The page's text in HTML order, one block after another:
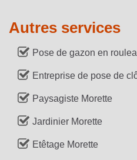
Autres services
Pose de gazon en
Entreprise de pose de
Paysagiste Morette
Jardinier Morette
Etêtage Morette